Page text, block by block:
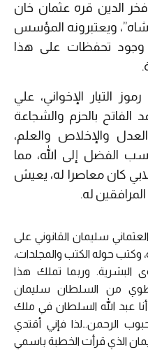
الدين قره عثمان خان
ويعتبرونه المؤسس
وجود تحفظات على هذا
التيار الإخواني، علي
بالحزم والشجاعة
والإخلاص والعلم،
الفضل إلى الله، مما
كان معاصرا له، يعيش
له.
سليمان القانوني على
وكتب حوله الكتب والمجلدات،
البشرية. وربما تملك هذا
من السلطان سليمان
عبد الله السلطان في ملك
الرحمن…لذا فإني أقتدي
الذي قرأت الخطبة باسمي